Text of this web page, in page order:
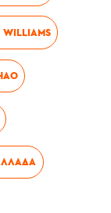
WILLIAMS